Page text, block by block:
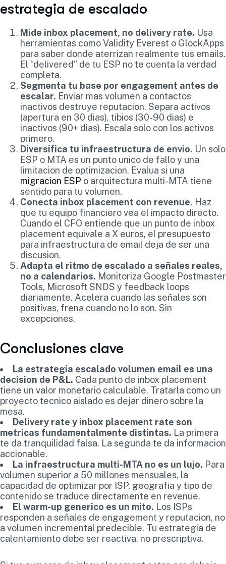
estrategia de escalado
Mide inbox placement, no delivery rate. Usa
herramientas como Validity Everest o GlockApps
para saber donde aterrizan realmente tus emails.
El “delivered” de tu ESP no te cuenta la verdad
completa.
Segmenta tu base por engagement antes de
escalar. Enviar mas volumen a contactos
inactivos destruye reputacion. Separa activos
(apertura en 30 dias), tibios (30-90 dias) e
inactivos (90+ dias). Escala solo con los activos
primero.
Diversifica tu infraestructura de envio. Un solo
ESP o MTA es un punto unico de fallo y una
limitacion de optimizacion. Evalua si una
migracion ESP o arquitectura multi-MTA tiene
sentido para tu volumen.
Conecta inbox placement con revenue. Haz
que tu equipo financiero vea el impacto directo.
Cuando el CFO entiende que un punto de inbox
placement equivale a X euros, el presupuesto
para infraestructura de email deja de ser una
discusion.
Adapta el ritmo de escalado a señales reales,
no a calendarios. Monitoriza Google Postmaster
Tools, Microsoft SNDS y feedback loops
diariamente. Acelera cuando las señales son
positivas, frena cuando no lo son. Sin
excepciones.
Conclusiones clave
La estrategia escalado volumen email es una
decision de P&L. Cada punto de inbox placement
tiene un valor monetario calculable. Tratarla como un
proyecto tecnico aislado es dejar dinero sobre la
mesa.
Delivery rate y inbox placement rate son
metricas fundamentalmente distintas. La primera
te da tranquilidad falsa. La segunda te da informacion
accionable.
La infraestructura multi-MTA no es un lujo. Para
volumen superior a 50 millones mensuales, la
capacidad de optimizar por ISP, geografia y tipo de
contenido se traduce directamente en revenue.
El warm-up generico es un mito. Los ISPs
responden a señales de engagement y reputacion, no
a volumen incremental predecible. Tu estrategia de
calentamiento debe ser reactiva, no prescriptiva.